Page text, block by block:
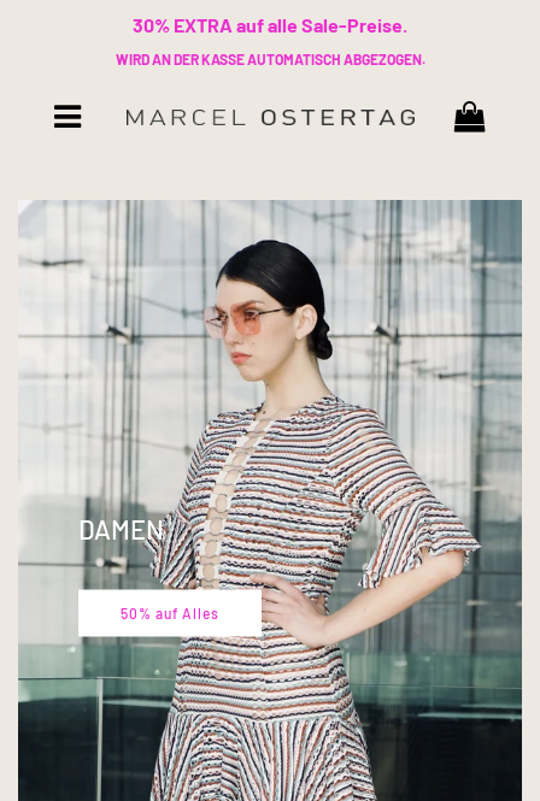
30% EXTRA auf alle Sale-Preise.
WIRD AN DER KASSE AUTOMATISCH ABGEZOGEN.
DAMEN
50% auf Alles